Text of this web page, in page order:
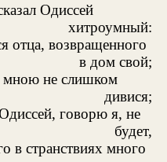
Одиссей
хитроумный:
отца, возвращенного
в дом свой;
не слишком
дивися;
говорю я, не
будет,
в странствиях много